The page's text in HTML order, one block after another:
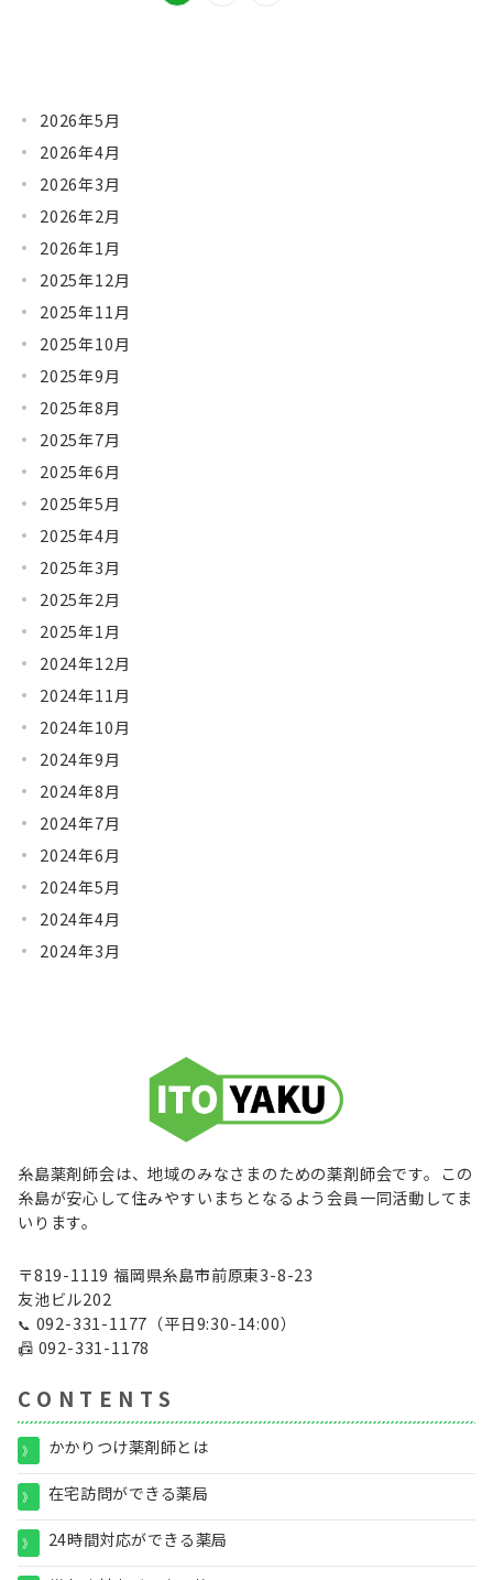
ジ
送
り
2026年5月
2026年4月
2026年3月
2026年2月
2026年1月
2025年12月
2025年11月
2025年10月
2025年9月
2025年8月
2025年7月
2025年6月
2025年5月
2025年4月
2025年3月
2025年2月
2025年1月
2024年12月
2024年11月
2024年10月
2024年9月
2024年8月
2024年7月
2024年6月
2024年5月
2024年4月
2024年3月
糸島薬剤師会は、地域のみなさまのための薬剤師会です。この
糸島が安心して住みやすいまちとなるよう会員一同活動してま
いります。
〒819-1119 福岡県糸島市前原東3-8-23
友池ビル202
📞 092-331-1177 （平日9:30-14:00）
📠 092-331-1178
C O N T E N T S
》 かかりつけ薬剤師とは
》 在宅訪問ができる薬局
》 24時間対応ができる薬局